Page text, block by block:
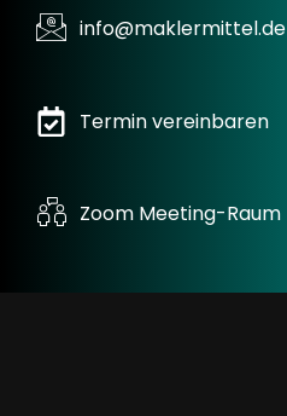
info@maklermittel.de
Termin vereinbaren
Zoom Meeting-Raum